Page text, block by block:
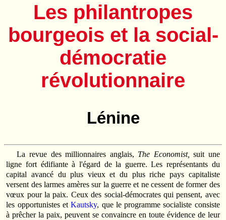
Les philantropes
bourgeois et la social-
démocratie
révolutionnaire
Lénine
La revue des millionnaires anglais, The Economist, suit une
ligne fort édifiante à l'égard de la guerre. Les représentants du
capital avancé du plus vieux et du plus riche pays capitaliste
versent des larmes amères sur la guerre et ne cessent de former des
vœux pour la paix. Ceux des social‑démocrates qui pensent, avec
les opportunistes etKautsky, que le programme socialiste consiste
à prêcher la paix, peuvent se convaincre en toute évidence de leur